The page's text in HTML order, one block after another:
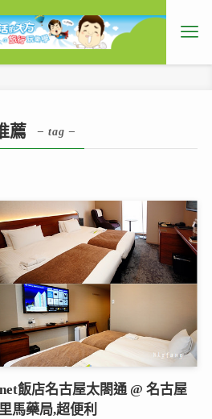
薦 – tag –
飯店名古屋太閤通 @ 名古屋
馬藥局,超便利